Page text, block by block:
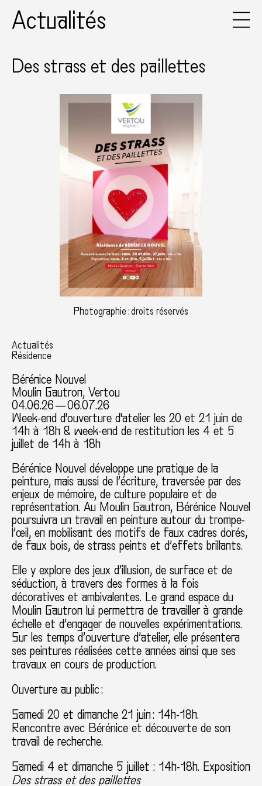
Actualités
Des strass et des paillettes
Photographie : droits réservés
Actualités
Résidence
Bérénice Nouvel
Moulin Gautron, Vertou
04.06.26 — 06.07.26
Week-end d'ouverture d'atelier les 20 et 21 juin de
14h à 18h & week-end de restitution les 4 et 5
juillet de 14h à 18h
Bérénice Nouvel développe une pratique de la
peinture, mais aussi de l’écriture, traversée par des
enjeux de mémoire, de culture populaire et de
représentation. Au Moulin Gautron, Bérénice Nouvel
poursuivra un travail en peinture autour du trompe-
l’œil, en mobilisant des motifs de faux cadres dorés,
de faux bois, de strass peints et d’effets brillants.
Elle y explore des jeux d’illusion, de surface et de
séduction, à travers des formes à la fois
décoratives et ambivalentes. Le grand espace du
Moulin Gautron lui permettra de travailler à grande
échelle et d’engager de nouvelles expérimentations.
Sur les temps d’ouverture d’atelier, elle présentera
ses peintures réalisées cette années ainsi que ses
travaux en cours de production.
Ouverture au public :
Samedi 20 et dimanche 21 juin : 14h-18h.
Rencontre avec Bérénice et découverte de son
travail de recherche.
Samedi 4 et dimanche 5 juillet : 14h-18h. Exposition
Des strass et des paillettes